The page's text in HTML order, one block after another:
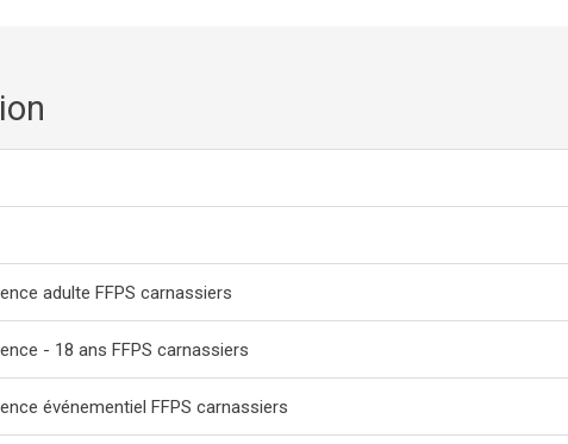
adulte FFPS carnassiers
- 18 ans FFPS carnassiers
événementiel FFPS carnassiers